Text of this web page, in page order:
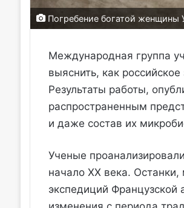
Погребение богатой женщины
Международная группа
выяснить, как
Результаты работы,
распространенным
и даже состав их
Ученые
начало XX века.
экспедиций Французской